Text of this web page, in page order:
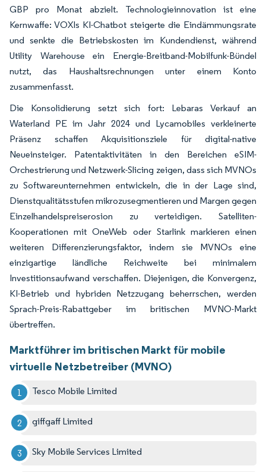
GBP pro Monat abzielt. Technologieinnovation ist eine
Kernwaffe: VOXIs KI-Chatbot steigerte die Eindämmungsrate
und senkte die Betriebskosten im Kundendienst, während
Utility Warehouse ein Energie-Breitband-Mobilfunk-Bündel
nutzt, das Haushaltsrechnungen unter einem Konto
zusammenfasst.
Die Konsolidierung setzt sich fort: Lebaras Verkauf an
Waterland PE im Jahr 2024 und Lycamobiles verkleinerte
Präsenz schaffen Akquisitionsziele für digital-native
Neueinsteiger. Patentaktivitäten in den Bereichen eSIM-
Orchestrierung und Netzwerk-Slicing zeigen, dass sich MVNOs
zu Softwareunternehmen entwickeln, die in der Lage sind,
Dienstqualitätsstufen mikrozusegmentieren und Margen gegen
Einzelhandelspreiserosion zu verteidigen. Satelliten-
Kooperationen mit OneWeb oder Starlink markieren einen
weiteren Differenzierungsfaktor, indem sie MVNOs eine
einzigartige ländliche Reichweite bei minimalem
Investitionsaufwand verschaffen. Diejenigen, die Konvergenz,
KI-Betrieb und hybriden Netzzugang beherrschen, werden
Sprach-Preis-Rabattgeber im britischen MVNO-Markt
übertreffen.
Marktführer im britischen Markt für mobile
virtuelle Netzbetreiber (MVNO)
Tesco Mobile Limited
giffgaff Limited
Sky Mobile Services Limited